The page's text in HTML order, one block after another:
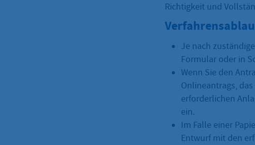
Richtigkeit und
Je nach
Formular oder in
Wenn Sie den
Onlineantrags,
erforderlichen
ein.
Im Falle einer
Entwurf mit den